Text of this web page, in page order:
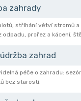
zahrady
stříhání větví stromů a
odpadu, prořez a kácení,
zahrad
péče o zahradu:
bez starostí.